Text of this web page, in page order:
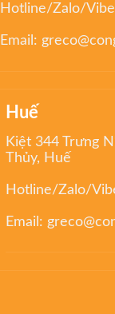
Hotline/Zalo/
Email:
Huế
Kiệt 344 Trưng
Thủy, Huế
Hotline/Zalo/
Email: